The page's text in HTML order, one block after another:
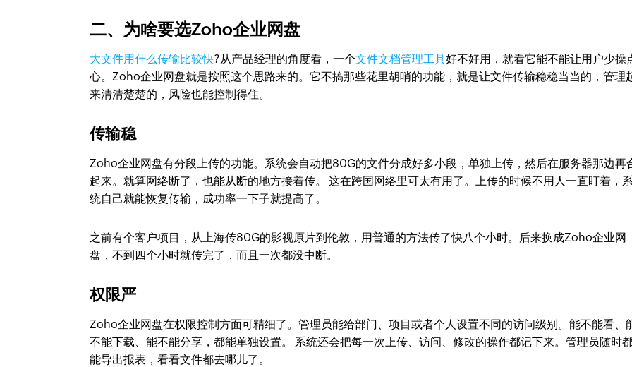
二、为啥要选Zoho企业网盘
大文件用什么传输比较快?从产品经理的角度看，一个文件文档管理工具好不好用，就看它能不能让用户少操
心。Zoho企业网盘就是按照这个思路来的。它不搞那些花里胡哨的功能，就是让文件传输稳稳当当的，管理
来清清楚楚的，风险也能控制得住。
传输稳
Zoho企业网盘有分段上传的功能。系统会自动把80G的文件分成好多小段，单独上传，然后在服务器那边再
起来。就算网络断了，也能从断的地方接着传。 这在跨国网络里可太有用了。上传的时候不用人一直盯着，
统自己就能恢复传输，成功率一下子就提高了。
之前有个客户项目，从上海传80G的影视原片到伦敦，用普通的方法传了快八个小时。后来换成Zoho企业网
盘，不到四个小时就传完了，而且一次都没中断。
权限严
Zoho企业网盘在权限控制方面可精细了。管理员能给部门、项目或者个人设置不同的访问级别。能不能看、
不能下载、能不能分享，都能单独设置。 系统还会把每一次上传、访问、修改的操作都记下来。管理员随时
能导出报表，看看文件都去哪儿了。